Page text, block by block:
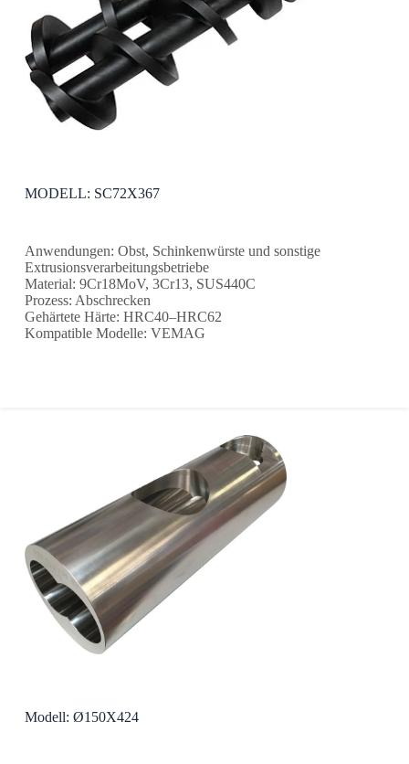
MODELL: SC72X367
Anwendungen: Obst, Schinkenwürste und sonstige
Extrusionsverarbeitungsbetriebe
Material: 9Cr18MoV, 3Cr13, SUS440C
Prozess: Abschrecken
Gehärtete Härte: HRC40–HRC62
Kompatible Modelle: VEMAG
Modell: Ø150X424